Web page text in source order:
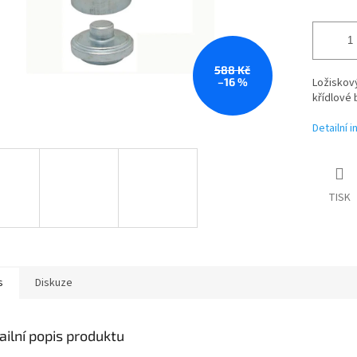
588 Kč
–16 %
křídlové
Detailní
TISK
Diskuze
popis produktu